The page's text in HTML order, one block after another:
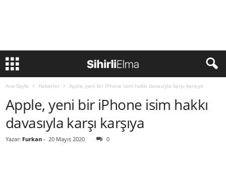
Ana Sayfa Haberler Apple, yeni bir iPhone isim hakkı davasıyla karşı karşıya
Apple, yeni bir iPhone isim hakkı
davasıyla karşı karşıya
Yazar: Furkan - 20 Mayıs 2020 0